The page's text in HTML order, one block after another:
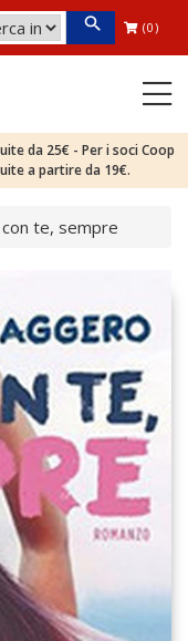
(0)
da 25€ - Per i soci Coop
a partire da 19€.
con te, sempre